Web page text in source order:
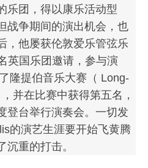
乐团，得以康乐活动型
战争期间的演出机会，也
，他屡获伦敦爱乐管弦乐
英国乐团邀请，参与演
隆提伯音乐大赛（ Long-
并在比赛中获得第五名，
登台举行演奏会。一切发
的演艺生涯要开始飞黄腾
重的打击。